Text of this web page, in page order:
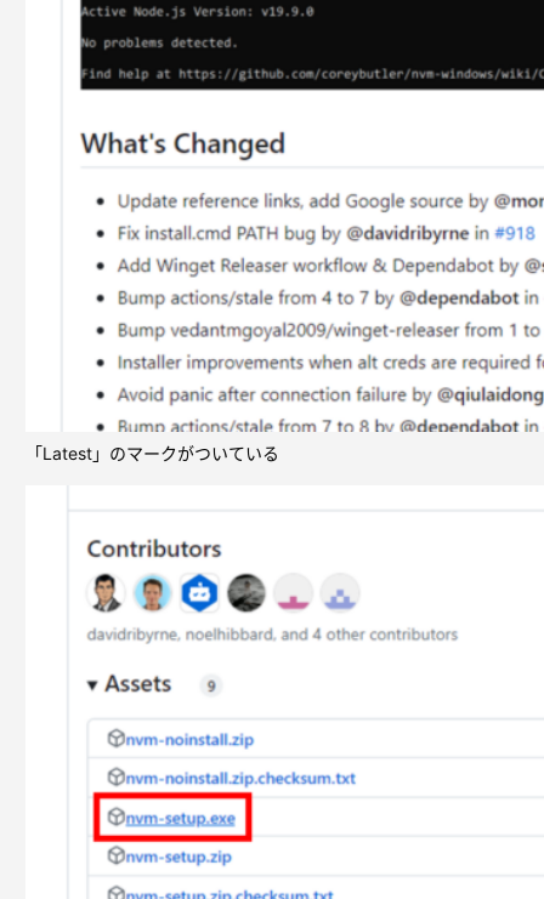
「Latest」のマークがついている